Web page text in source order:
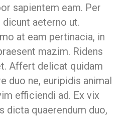
sapientem eam. Per
aeterno ut.
at eam pertinacia, in
mazim. Ridens
Affert delicat quidam
duo ne, euripidis animal
efficiendi ad. Ex vix
dicta quaerendum duo,